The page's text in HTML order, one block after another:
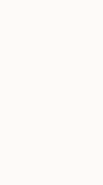
ce café est
les plus
?